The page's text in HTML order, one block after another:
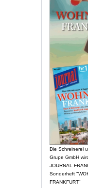
Die Schreinerei
Grupe GmbH
JOURNAL
Sonderheft
FRANKFURT"